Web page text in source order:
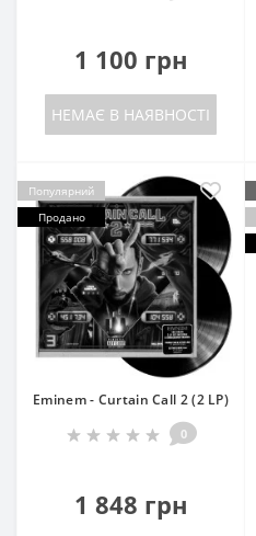
1 100 грн
НЕМАЄ В НАЯВНОСТІ
Популярний
Продано
Eminem - Curtain Call 2 (2 LP)
0
1 848 грн